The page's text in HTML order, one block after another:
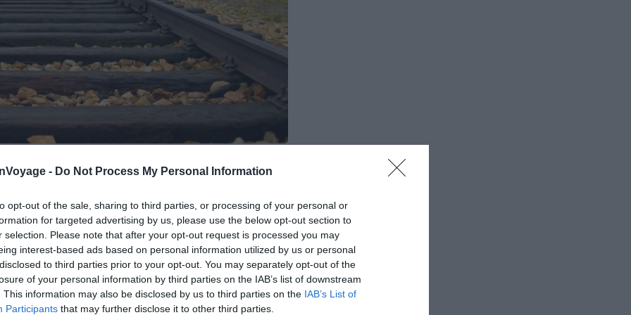
- Do Not Process My Personal Information
opt-out of the sale, sharing to third parties, or processing of your personal or
for targeted advertising by us, please use the below opt-out section to
selection. Please note that after your opt-out request is processed you may
interest-based ads based on personal information utilized by us or personal
to third parties prior to your opt-out. You may separately opt-out of the
of your personal information by third parties on the IAB’s list of downstream
This information may also be disclosed by us to third parties on the IAB’s List of
Participants that may further disclose it to other third parties.
le centre de Cracovie, en bus climatisé. Le trajet
la visite guidée couvre les deux camps, Auschwitz
ensuite un trajet d’une heure à une heure et
d’environ 2h30. Le retour à Cracovie se fait
11 à 12h.
guide, et billets d’entrée sur les deux sites. Vous
ce qui la rend attractive pour les voyageurs